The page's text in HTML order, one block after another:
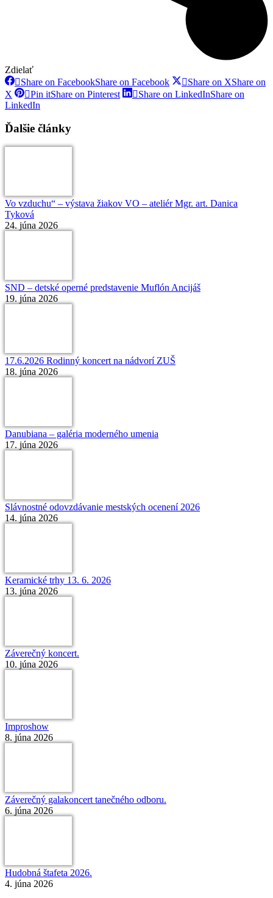
Zdielať
Share on FacebookShare on Facebook Share on XShare on
X
Pin itShare on Pinterest Share on LinkedInShare on
LinkedIn
Ďalšie články
Vo vzduchu“ – výstava žiakov VO – ateliér Mgr. art. Danica
Tyková
24. júna 2026
SND – detské operné predstavenie Muflón Ancijáš
19. júna 2026
17.6.2026 Rodinný koncert na nádvorí ZUŠ
18. júna 2026
Danubiana – galéria moderného umenia
17. júna 2026
Slávnostné odovzdávanie mestských ocenení 2026
14. júna 2026
Keramické trhy 13. 6. 2026
13. júna 2026
Záverečný koncert.
10. júna 2026
Improshow
8. júna 2026
Záverečný galakoncert tanečného odboru.
6. júna 2026
Hudobná štafeta 2026.
4. júna 2026